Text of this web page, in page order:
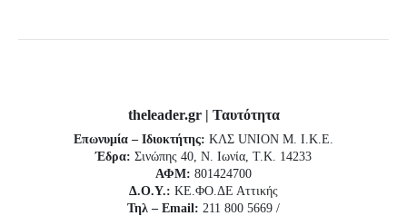
theleader.gr | Ταυτότητα
Επωνυμία – Ιδιοκτήτης: ΚΛΣ UNION Μ. Ι.Κ.Ε.
Έδρα: Σινώπης 40, Ν. Ιωνία, Τ.Κ. 14233
ΑΦΜ: 801424700
Δ.Ο.Υ.: ΚΕ.ΦΟ.ΔΕ Αττικής
Τηλ – Email: 211 800 5669 /